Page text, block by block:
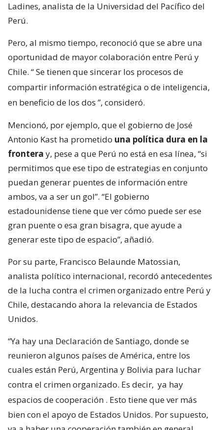
Ladines, analista de la Universidad del Pacífico del
Perú.
Pero, al mismo tiempo, reconoció que se abre una
oportunidad de mayor colaboración entre Perú y
Chile. “Se tienen que sincerar los procesos de
compartir información estratégica o de inteligencia,
en beneficio de los dos ”, consideró.
Mencionó, por ejemplo, que el gobierno de José
Antonio Kast ha prometido una política dura en la
frontera y, pese a que Perú no está en esa línea, “si
permitimos que ese tipo de estrategias en conjunto
puedan generar puentes de información entre
ambos, va a ser un gol”. “El gobierno
estadounidense tiene que ver cómo puede ser ese
gran puente o esa gran bisagra, que ayude a
generar este tipo de espacio”, añadió.
Por su parte, Francisco Belaunde Matossian,
analista político internacional, recordó antecedentes
de la lucha contra el crimen organizado entre Perú y
Chile, destacando ahora la relevancia de Estados
Unidos.
“Ya hay una Declaración de Santiago, donde se
reunieron algunos países de América, entre los
cuales están Perú, Argentina y Bolivia para luchar
contra el crimen organizado. Es decir, ya hay
espacios de cooperación . Esto tiene que ver más
bien con el apoyo de Estados Unidos. Por supuesto,